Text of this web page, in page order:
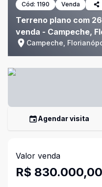
Cód: 1190 Venda
Terreno plano com
venda - Campeche,
Campeche,
Agendar visita
Valor venda
R$ 830.000,00